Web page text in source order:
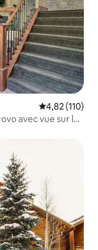
Évaluation
4,82 (110)
avec vue sur la